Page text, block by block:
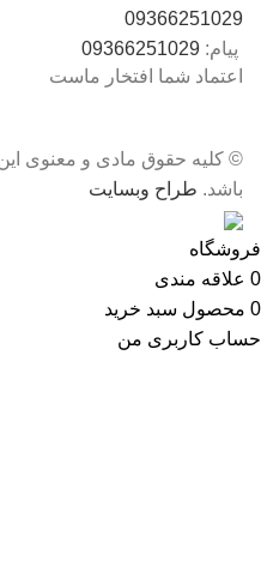
09366251029
پیام: 09366251029
اعتماد شما افتخار ماست
© کلیه حقوق مادی و معنوی
باشد. طراح وبسایت
فروشگاه
0 علاقه مندی
0 محصول سبد خرید
حساب کاربری من